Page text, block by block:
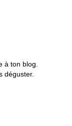
à ton blog.
déguster.